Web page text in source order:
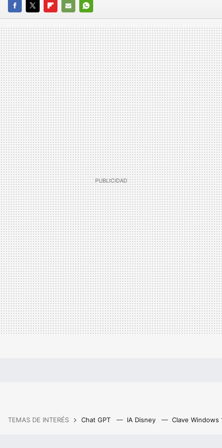
FACEBOOK
TWITTERFLIPBOARD
E-
MAIL
WHATSAPP
TEMAS DE INTERÉS Chat GPT IA Disney Clave Windows